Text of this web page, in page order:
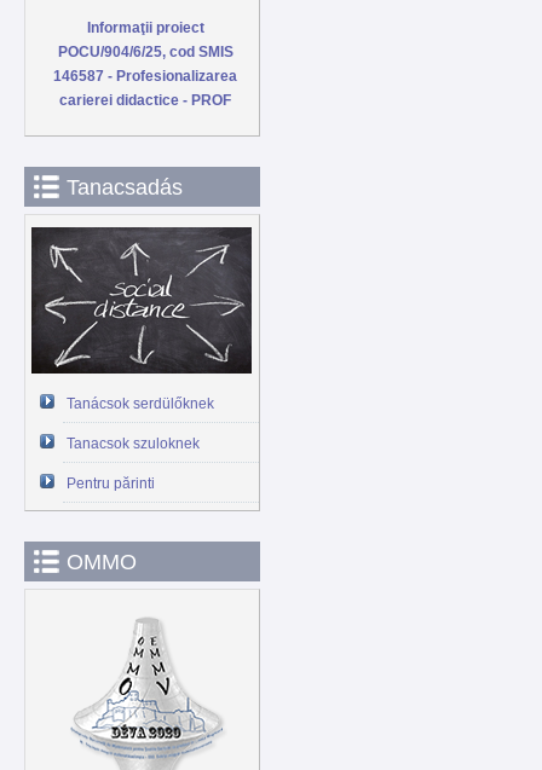
Informaţii proiect
POCU/904/6/25, cod SMIS
146587 - Profesionalizarea
carierei didactice - PROF
Tanacsadás
Tanácsok serdülőknek
Tanacsok szuloknek
Pentru părinti
OMMO